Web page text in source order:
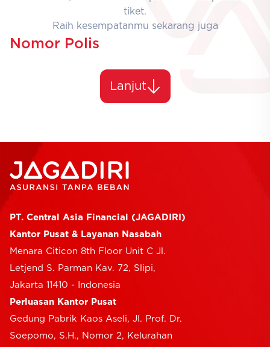
Selfcare
tiket.
Raih kesempatanmu sekarang juga
Nomor Polis
Lanjut
PT. Central Asia Financial (JAGADIRI)
Kantor Pusat & Layanan Nasabah
Menara Citicon 8th Floor Unit C Jl.
Letjend S. Parman Kav. 72, Slipi,
Jakarta 11410 - Indonesia
Perluasan Kantor Pusat
Gedung Pabrik Kaos Aseli, Jl. Prof. Dr.
Soepomo, S.H., Nomor 2, Kelurahan